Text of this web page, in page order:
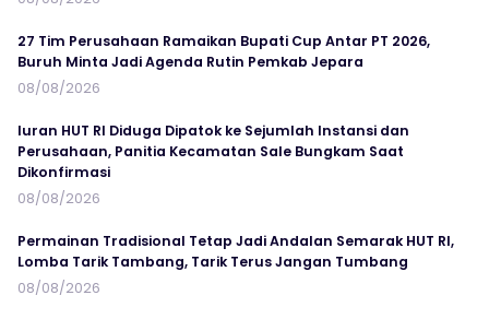
27 Tim Perusahaan Ramaikan Bupati Cup Antar PT 2026,
Buruh Minta Jadi Agenda Rutin Pemkab Jepara
08/08/2026
Iuran HUT RI Diduga Dipatok ke Sejumlah Instansi dan
Perusahaan, Panitia Kecamatan Sale Bungkam Saat
Dikonfirmasi
08/08/2026
Permainan Tradisional Tetap Jadi Andalan Semarak HUT RI,
Lomba Tarik Tambang, Tarik Terus Jangan Tumbang
08/08/2026